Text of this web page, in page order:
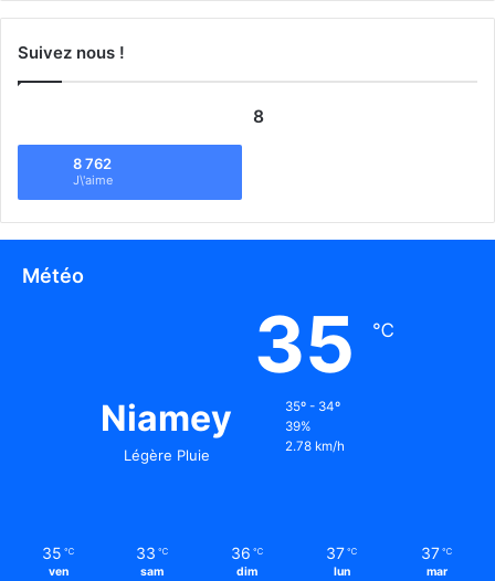
Suivez nous !
8
8 762
J\'aime
Météo
Niamey
Légère Pluie
35 ℃
35º - 34º
39%
2.78 km/h
35 ℃
ven
33 ℃
sam
36 ℃
dim
37 ℃
lun
37 ℃
mar